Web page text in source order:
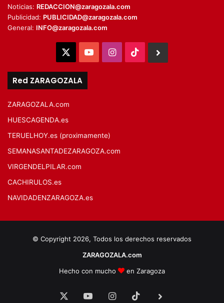
Noticias: REDACCION@zaragozala.com
Publicidad: PUBLICIDAD@zaragozala.com
General: INFO@zaragozala.com
YouTubeInstagram
TikTok
Red ZARAGOZALA
ZARAGOZALA.com
HUESCAGENDA.es
TERUELHOY.es (proximamente)
SEMANASANTADEZARAGOZA.com
VIRGENDELPILAR.com
CACHIRULOS.es
NAVIDADENZARAGOZA.es
© Copyright 2026, Todos los derechos reservados
ZARAGOZALA.com
Hecho con mucho
en Zaragoza
YouTubeInstagram
TikTok